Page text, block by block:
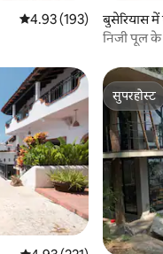
औसत रेटिंग 5 में से 4.93, 193
4.93 (193)
बुसेरियास में
निजी पूल के
सुपरहोस्ट
सुपरहोस्ट